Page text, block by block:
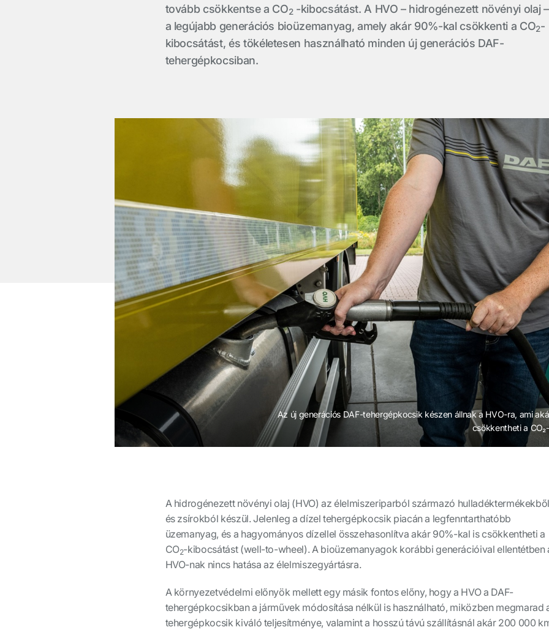
tovább csökkentse a CO2-kibocsátást. A HVO – hidrogénezett növényi olaj –
a legújabb generációs bioüzemanyag, amely akár 90%-kal csökkenti a CO2-
kibocsátást, és tökéletesen használható minden új generációs DAF-
tehergépkocsiban.
Az új generációs DAF-tehergépkocsik készen állnak a HVO-ra, ami
csökkentheti a
A hidrogénezett növényi olaj (HVO) az élelmiszeriparból származó
és zsírokból készül. Jelenleg a dízel tehergépkocsik piacán a legfenntarthatóbb
üzemanyag, és a hagyományos dízellel összehasonlítva akár 90%-kal is csökkentheti a
CO2-kibocsátást (well-to-wheel). A bioüzemanyagok korábbi generációival ellentétben
HVO-nak nincs hatása az élelmiszegyártásra.
A környezetvédelmi előnyök mellett egy másik fontos előny, hogy a HVO a DAF-
tehergépkocsikban a járművek módosítása nélkül is használható, miközben megmarad
tehergépkocsik kiváló teljesítménye, valamint a hosszú távú szállításnál akár 200 000